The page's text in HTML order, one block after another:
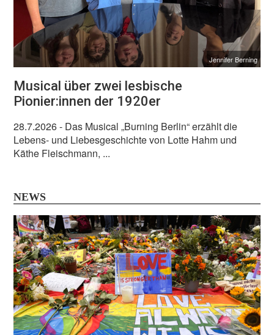
Jennifer Berning
Musical über zwei lesbische
Pionier:innen der 1920er
28.7.2026- Das Musical „Burning Berlin“ erzählt die
Lebens- und Liebesgeschichte von Lotte Hahm und
Käthe Fleischmann, ...
NEWS